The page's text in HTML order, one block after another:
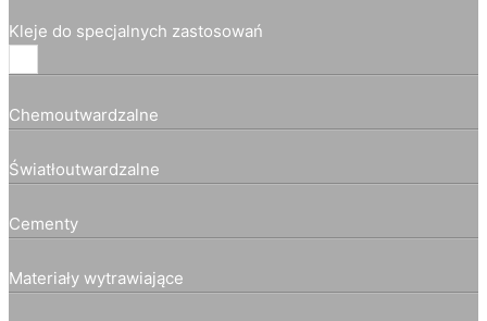
Kleje do specjalnych zastosowań
Chemoutwardzalne
Światłoutwardzalne
Cementy
Materiały wytrawiające